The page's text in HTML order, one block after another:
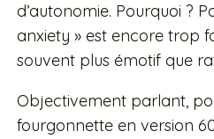
d’autonomie. Pourquoi ?
anxiety » est encore trop
souvent plus émotif que
Objectivement parlant,
fourgonnette en version